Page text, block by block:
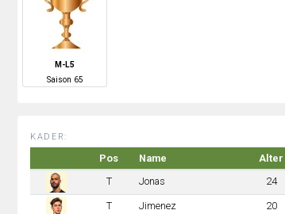
M-L5
Saison 65
KADER:
Pos Name Alter
T
Jonas 24
T Jimenez 20